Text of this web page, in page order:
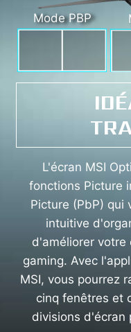
Mode PBP
L'écran MSI
fonctions Picture
Picture (PbP) qui
intuitive
d'améliorer votre
gaming. Avec
MSI, vous pourrez
cinq fenêtres et
divisions d'écran